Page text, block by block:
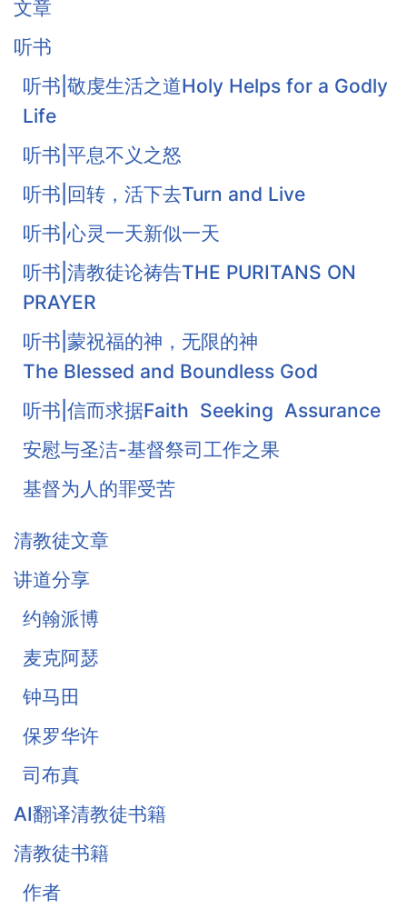
文章
听书
听书|敬虔生活之道Holy Helps for a Godly
Life
听书|平息不义之怒
听书|回转，活下去Turn and Live
听书|心灵一天新似一天
听书|清教徒论祷告THE PURITANS ON
PRAYER
听书|蒙祝福的神，无限的神
The Blessed and Boundless God
听书|信而求据Faith Seeking Assurance
安慰与圣洁-基督祭司工作之果
基督为人的罪受苦
基督徒的珍宝-知足
《柔和谦卑》合集
战胜罪恶的惧怕
清教徒文章
讲道分享
约翰派博
麦克阿瑟
钟马田
保罗华许
司布真
AI翻译清教徒书籍
清教徒书籍
作者